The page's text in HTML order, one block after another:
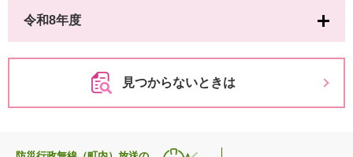
令和8年度
見つからないときは